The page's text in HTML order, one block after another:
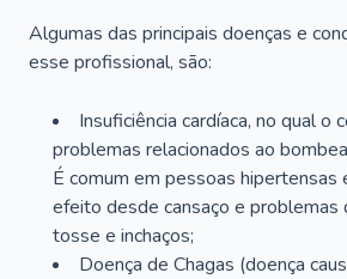
Algumas das principais doenças e
esse profissional, são:
Insuficiência cardíaca, no qual o
problemas relacionados ao
É comum em pessoas hipertensas
efeito desde cansaço e problemas
tosse e inchaços;
Doença de Chagas (doença